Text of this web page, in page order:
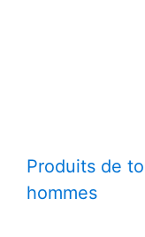
Produits de
hommes